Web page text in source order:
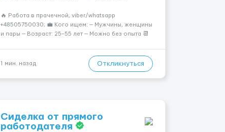
🔥 Работа в прачечной, viber/whatsapp
+48505750030; 💼 Кого ищем: — Мужчины, женщины
и пары — Возраст: 25–55 лет — Можно без опыта 📆
1 мин. назад
Откликнуться
Сиделка от прямого
работодателя